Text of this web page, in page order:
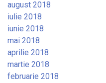
august 2018
iulie 2018
iunie 2018
mai 2018
aprilie 2018
martie 2018
februarie 2018